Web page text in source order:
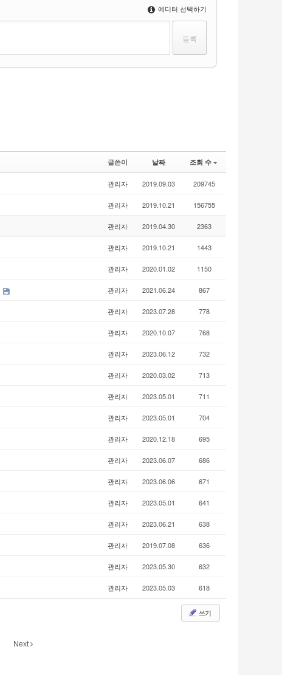
에디터 선택하기
글쓴이 날짜 조회 수
관리자 2019.09.03 209745
관리자 2019.10.21 156755
관리자 2019.04.30 2363
관리자 2019.10.21 1443
관리자 2020.01.02 1150
관리자 2021.06.24 867
관리자 2023.07.28 778
관리자 2020.10.07 768
관리자 2023.06.12 732
관리자 2020.03.02 713
관리자 2023.05.01 711
관리자 2023.05.01 704
관리자 2020.12.18 695
관리자 2023.06.07 686
관리자 2023.06.06 671
관리자 2023.05.01 641
관리자 2023.06.21 638
관리자 2019.07.08 636
관리자 2023.05.30 632
관리자 2023.05.03 618
쓰기
Next